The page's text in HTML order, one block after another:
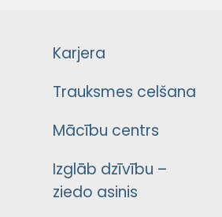
Karjera
Trauksmes celšana
Mācību centrs
Izglāb dzīvību –
ziedo asinis